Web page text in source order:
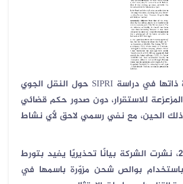
ذاتها في دراسةSIPRI حول النقل الجوي
للاستقرار، دون صدور حكم قضائي
الحين، مع نفي رسمي لاحق لأي نشاط
وفي أكتوبر 2025، نشرت الشركة بيانًا تحذيريًا يفيد بتورط
بوالص شحن مزوّرة باسمها في